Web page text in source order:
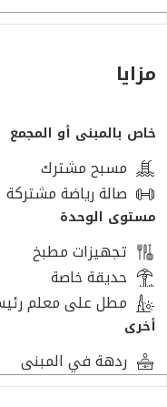
فيو *مميز* داخل الكمبوند
مطلوب *14,500,000*
مزايا
خاص بالمبنى أو المجمع
مسبح مشترك
صالة رياضة مشتركة
مستوى الوحدة
تجهيزات مطبخ
حديقة خاصة
مطل على معلم
أخرى
ردهة في المبنى